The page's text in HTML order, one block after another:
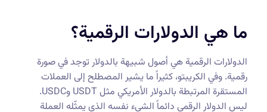
ما هي الدولارات الرقمية؟
الدولارات الرقمية هي أصول شبيهة بالدولار توجد في صورة
رقمية. وفي الكريبتو، كثيراً ما يشير المصطلح إلى العملات
المستقرة المرتبطة بالدولار الأمريكي مثل USDT وUSDC.
ليس الدولار الرقمي دائماً الشيء نفسه الذي يمثّله العملة